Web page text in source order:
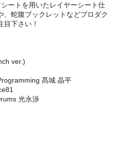
ートを用いたレイヤーシート仕
蛇腹ブックレットなどプロダク
目下さい！
ver.)
髙城 晶平
光永渉